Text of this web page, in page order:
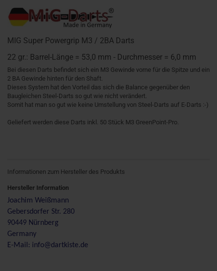
MIG Super Powergrip M3 / 2BA Darts
22 gr.: Barrel-Länge = 53,0 mm - Durchmesser = 6,0 mm
Bei diesen Darts befindet sich ein M3 Gewinde vorne für die Spitze und ein
2 BA Gewinde hinten für den Shaft.
Dieses System hat den Vorteil das sich die Balance gegenüber den
Baugleichen Steel-Darts so gut wie nicht verändert.
Somit hat man so gut wie keine Umstellung von Steel-Darts auf E-Darts :-)
Geliefert werden diese Darts inkl. 50 Stück M3 GreenPoint-Pro.
Informationen zum Hersteller des Produkts
Hersteller Information
Joachim Weißmann
Gebersdorfer Str. 280
90449 Nürnberg
Germany
E-Mail: info@dartkiste.de